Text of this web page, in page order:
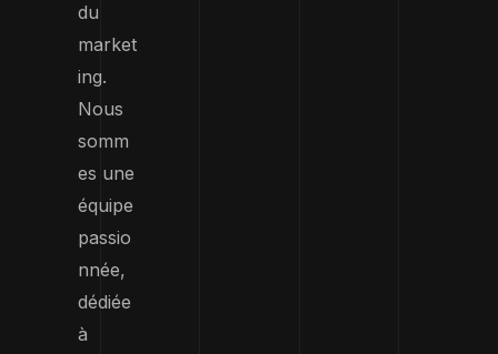
du
market
ing.
Nous
somm
es une
équipe
passio
nnée,
dédiée
à